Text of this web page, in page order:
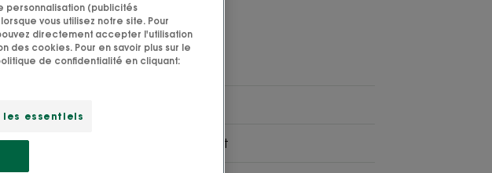
SVG 91%
d'ingrédients
d'origine
naturelle
Fabriqué
en
France
Tolérance
Nettoyant, nourrissant, relaxant
personnalisation (publicités
vous utilisez notre site. Pour
directement accepter l'utilisation
des cookies. Pour en savoir plus sur le
de confidentialité en cliquant:
les essentiels